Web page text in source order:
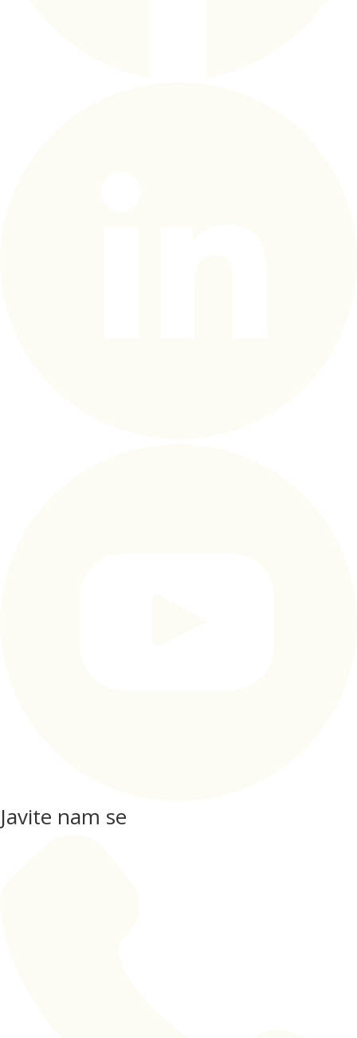
Javite nam se